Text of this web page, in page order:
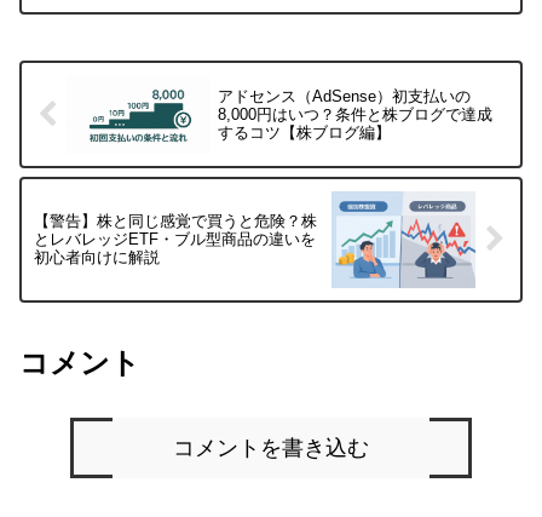
アドセンス（AdSense）初支払いの
8,000円はいつ？条件と株ブログで達成
するコツ【株ブログ編】
【警告】株と同じ感覚で買うと危険？株
とレバレッジETF・ブル型商品の違いを
初心者向けに解説
コメント
コメントを書き込む